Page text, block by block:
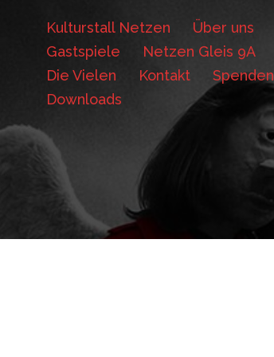
Kulturstall Netzen Über uns
Gastspiele
Netzen Gleis 9A
Die Vielen
Kontakt Spenden
Downloads